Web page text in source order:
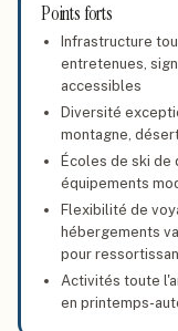
Points forts
Infrastructure
entretenues,
accessibles
Diversité
montagne,
Écoles de ski
équipements
Flexibilité de
hébergements
pour
Activités toute
en printemps-